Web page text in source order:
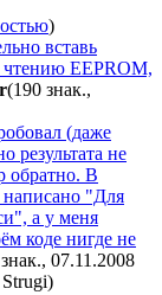
)
вставь
чтению EEPROM,
(190 знак.,
(даже
результата не
обратно. В
написано "Для
а у меня
коде нигде не
07.11.2008
)